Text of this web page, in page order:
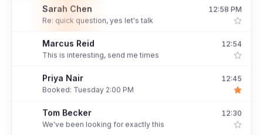
Daniel Okafor
12:58 PM
Sounds great, what's your availability?
Sarah Chen
12:54
Re: quick question, yes let's talk
Marcus Reid
12:45
This is interesting, send me times
Priya Nair
12:30
Booked: Tuesday 2:00 PM